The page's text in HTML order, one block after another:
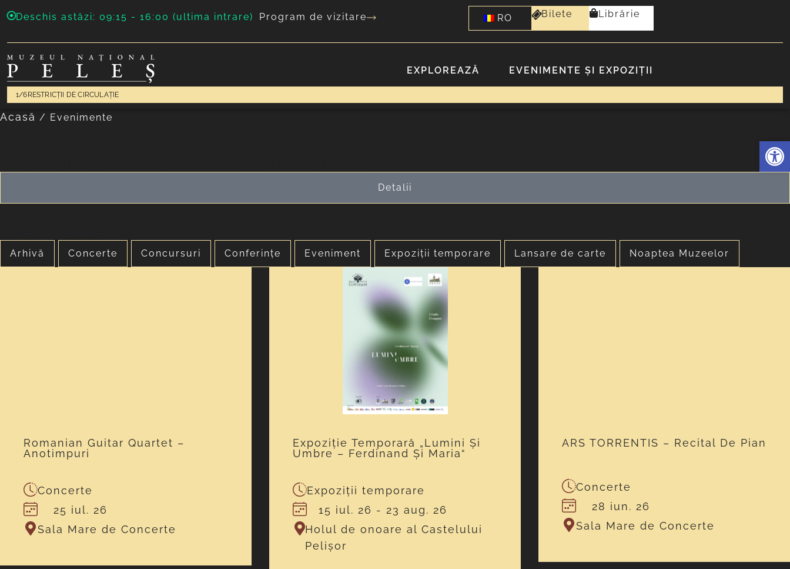
Deschis astăzi: 09:15 - 16:00 (ultima intrare) Program de vizitare RO Bilete Librărie
EXPLOREAZĂ EVENIMENTE ȘI EXPOZIȚII
1/6 RESTRICȚII DE CIRCULAȚIE
Acasă / Evenimente
Detalii
Arhivă Concerte Concursuri Conferințe Eveniment Expoziții temporare Lansare de carte Noaptea Muzeelor
Romanian Guitar Quartet –
Anotimpuri
Concerte
25 iul. 26
Sala Mare de Concerte
Expoziție Temporară „Lumini Și
Umbre – Ferdinand Și Maria“
Expoziții temporare
15 iul. 26 - 23 aug. 26
Holul de onoare al Castelului
Pelișor
ARS TORRENTIS – Recital De Pian
Concerte
28 iun. 26
Sala Mare de Concerte